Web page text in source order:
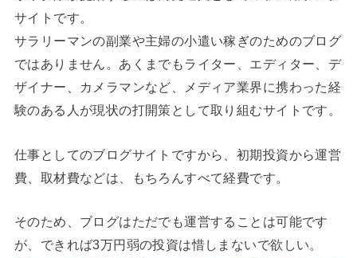
サイトです。
サラリーマンの副業や主婦の小遣い稼ぎのためのブログ
ではありません。あくまでもライター、エディター、デ
ザイナー、カメラマンなど、メディア業界に携わった経
験のある人が現状の打開策として取り組むサイトです。
仕事としてのブログサイトですから、初期投資から運営
費、取材費などは、もちろんすべて経費です。
そのため、ブログはただでも運営することは可能です
が、できれば3万円弱の投資は惜しまないで欲しい。